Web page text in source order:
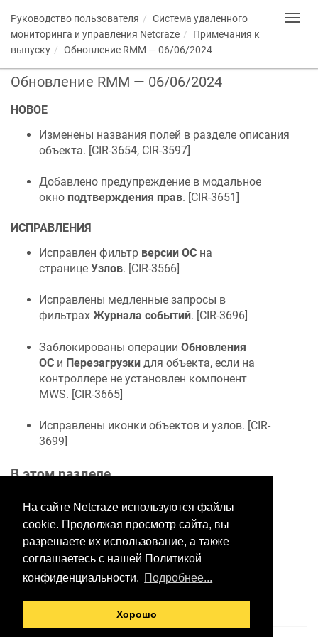
На сайте Netcraze используются файлы
cookie. Продолжая просмотр сайта, вы
разрешаете их использование, а также
соглашаетесь с нашей Политикой
конфиденциальности. Подробнее...
Хорошо
Руководство пользователя
Система удаленного
мониторинга и управления Netcraze
Примечания к
выпуску
Обновление RMM — 06/06/2024
Обновление RMM — 06/06/2024
НОВОЕ
Изменены названия полей в разделе описания
объекта. [CIR-3654, CIR-3597]
Добавлено предупреждение в модальное
окно подтверждения прав. [CIR-3651 ]
ИСПРАВЛЕНИЯ
Исправлен фильтр версии ОС на
странице Узлов. [CIR-3566]
Исправлены медленные запросы в
фильтрах Журнала событий. [CIR-3696]
Заблокированы операции Обновления
ОС и Перезагрузки для объекта, если на
контроллере не установлен компонент
MWS. [CIR-3665]
Исправлены иконки объектов и узлов. [CIR-
3699]
В этом разделе
Хотите оставить отзыв?
Нажмите здесь, чтобы